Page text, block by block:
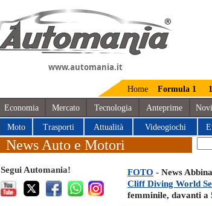
www.automania.it
Home Formula 1
Economia Mercato Tecnologia Anteprime
Moto Trasporti Attualità Videogiochi
News Auto e Motori
Segui Automania! FOTO - News
Cliff Diving World
femminile, davanti a